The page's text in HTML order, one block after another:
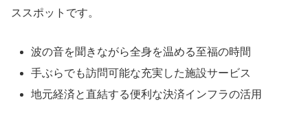
ススポットです。
波の音を聞きながら全身を温める至福の時間
手ぶらでも訪問可能な充実した施設サービス
地元経済と直結する便利な決済インフラの活用